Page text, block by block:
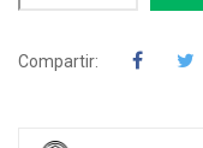
Compartir: